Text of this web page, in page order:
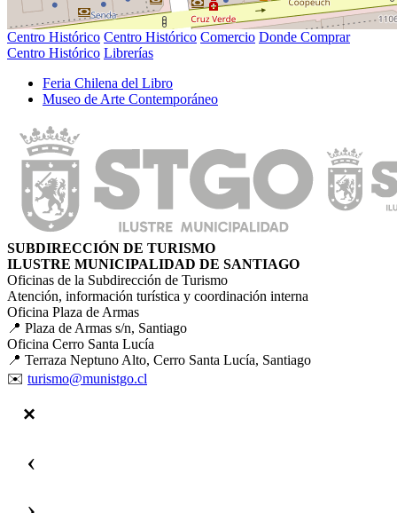
Centro Histórico Centro Histórico Comercio Donde Comprar
Centro Histórico Librerías
Feria Chilena del Libro
Museo de Arte Contemporáneo
SUBDIRECCIÓN DE TURISMO
ILUSTRE MUNICIPALIDAD DE SANTIAGO
Oficinas de la Subdirección de Turismo
Atención, información turística y coordinación interna
Oficina Plaza de Armas
📍 Plaza de Armas s/n, Santiago
Oficina Cerro Santa Lucía
📍 Terraza Neptuno Alto, Cerro Santa Lucía, Santiago
✉️ turismo@munistgo.cl
‹